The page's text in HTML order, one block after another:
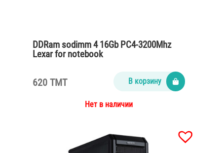
DDRam sodimm 4 16Gb PC4-3200Mhz
Lexar for notebook
620 TMT В корзину
Нет в наличии